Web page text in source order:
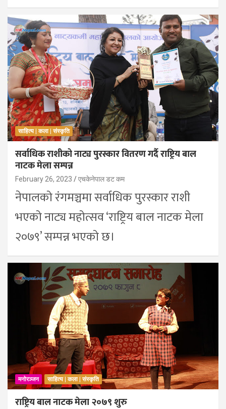
साहित्य | कला | संस्कृति
सर्वाधिक राशीको नाट्य पुरस्कार वितरण गर्दै राष्ट्रिय बाल
नाटक मेला सम्पन्न
February 26, 2023 एचकेनेपाल डट कम
नेपालको रंगमञ्चमा सर्वाधिक पुरस्कार राशी
भएको नाट्य महोत्सव ‘राष्ट्रिय बाल नाटक मेला
२०७९’ सम्पन्न भएको छ।
मनोरञ्जन साहित्य | कला | संस्कृति
राष्ट्रिय बाल नाटक मेला २०७९ शुरु